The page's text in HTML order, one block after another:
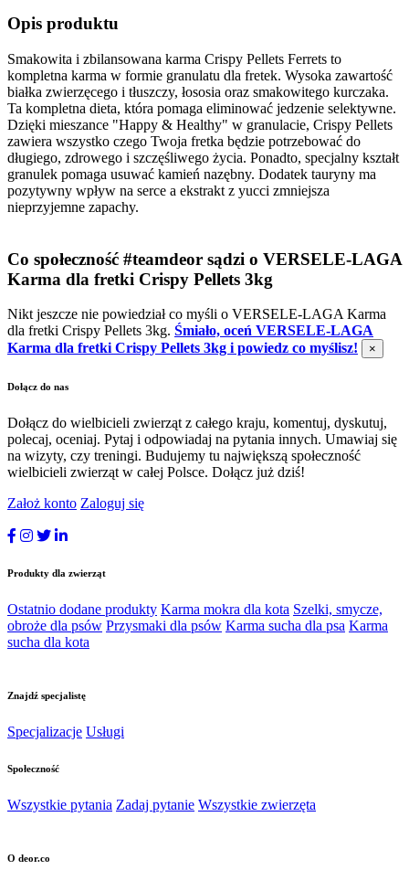
Opis produktu
Smakowita i zbilansowana karma Crispy Pellets Ferrets to
kompletna karma w formie granulatu dla fretek. Wysoka zawartość
białka zwierzęcego i tłuszczy, łososia oraz smakowitego kurczaka.
Ta kompletna dieta, która pomaga eliminować jedzenie selektywne.
Dzięki mieszance "Happy & Healthy" w granulacie, Crispy Pellets
zawiera wszystko czego Twoja fretka będzie potrzebować do
długiego, zdrowego i szczęśliwego życia. Ponadto, specjalny kształt
granulek pomaga usuwać kamień nazębny. Dodatek tauryny ma
pozytywny wpływ na serce a ekstrakt z yucci zmniejsza
nieprzyjemne zapachy.
Co społeczność #teamdeor sądzi o VERSELE-LAGA
Karma dla fretki Crispy Pellets 3kg
Nikt jeszcze nie powiedział co myśli o VERSELE-LAGA Karma
dla fretki Crispy Pellets 3kg. Śmiało, oceń VERSELE-LAGA
Karma dla fretki Crispy Pellets 3kg i powiedz co myślisz!
×
Dołącz do nas
Dołącz do wielbicieli zwierząt z całego kraju, komentuj, dyskutuj,
polecaj, oceniaj. Pytaj i odpowiadaj na pytania innych. Umawiaj się
na wizyty, czy treningi. Budujemy tu największą społeczność
wielbicieli zwierząt w całej Polsce. Dołącz już dziś!
Założ konto Zaloguj się
Produkty dla zwierząt
Ostatnio dodane produkty Karma mokra dla kota Szelki, smycze,
obroże dla psów Przysmaki dla psów Karma sucha dla psa Karma
sucha dla kota
Znajdź specjalistę
Specjalizacje Usługi
Społeczność
Wszystkie pytania Zadaj pytanie Wszystkie zwierzęta
O deor.co